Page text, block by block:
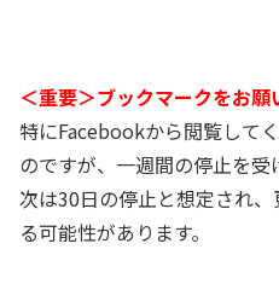
＜重要＞ブックマークをお願
特にFacebookから閲覧して
のですが、一週間の停止を受
次は30日の停止と想定され
る可能性があります。